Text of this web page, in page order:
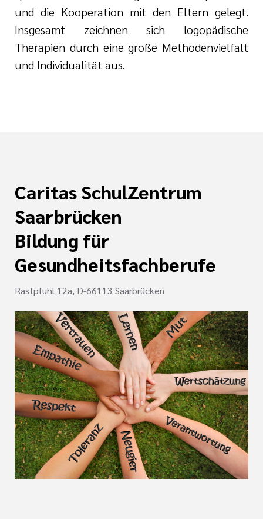
und die Kooperation mit den Eltern gelegt.
Insgesamt zeichnen sich logopädische
Therapien durch eine große Methodenvielfalt
und Individualität aus.
Caritas SchulZentrum
Saarbrücken
Bildung für
Gesundheitsfachberufe
Rastpfuhl 12a, D-66113 Saarbrücken